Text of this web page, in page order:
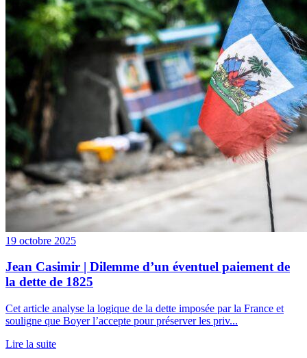
19 octobre 2025
Jean Casimir | Dilemme d’un éventuel paiement de
la dette de 1825
Cet article analyse la logique de la dette imposée par la France et
souligne que Boyer l’accepte pour préserver les priv...
Lire la suite